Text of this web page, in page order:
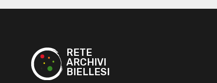
RETE
ARCHIVI
BIELLESI